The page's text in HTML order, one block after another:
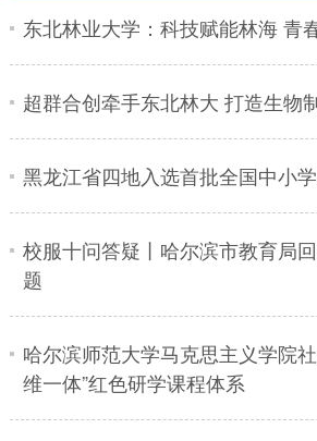
科技 科普 体育
健康 军事 访谈
图片 中央文件 金融
悦读 公益 书画
亚太网 上市公司 投教
东北林业大学：科技赋能林海 青
超群合创牵手东北林大 打造生物
黑龙江省四地入选首批全国中小
校服十问答疑丨哈尔滨市教育局
题
哈尔滨师范大学马克思主义学院
维一体”红色研学课程体系